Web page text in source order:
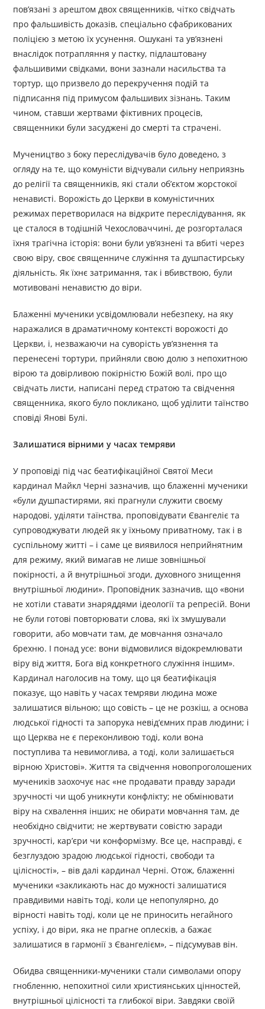
пов’язані з арештом двох священників, чітко свідчать
про фальшивість доказів, спеціально сфабрикованих
поліцією з метою їх усунення. Ошукані та ув’язнені
внаслідок потрапляння у пастку, підлаштовану
фальшивими свідками, вони зазнали насильства та
тортур, що призвело до перекручення подій та
підписання під примусом фальшивих зізнань. Таким
чином, ставши жертвами фіктивних процесів,
священники були засуджені до смерті та страчені.
Мучеництво з боку переслідувачів було доведено, з
огляду на те, що комуністи відчували сильну неприязнь
до релігії та священників, які стали об’єктом жорстокої
ненависті. Ворожість до Церкви в комуністичних
режимах перетворилася на відкрите переслідування, як
це сталося в тодішній Чехословаччині, де розгорталася
їхня трагічна історія: вони були ув’язнені та вбиті через
свою віру, своє священниче служіння та душпастирську
діяльність. Як їхнє затримання, так і вбивствою, були
мотивовані ненавистю до віри.
Блаженні мученики усвідомлювали небезпеку, на яку
наражалися в драматичному контексті ворожості до
Церкви, і, незважаючи на суворість ув’язнення та
перенесені тортури, прийняли свою долю з непохитною
вірою та довірливою покірністю Божій волі, про що
свідчать листи, написані перед стратою та свідчення
священника, якого було покликано, щоб уділити таїнство
сповіді Янові Булі.
Залишатися вірними у часах темряви
У проповіді під час беатифікаційної Святої Меси
кардинал Майкл Черні зазначив, що блаженні мученики
«були душпастирями, які прагнули служити своєму
народові, уділяти таїнства, проповідувати Євангеліє та
супроводжувати людей як у їхньому приватному, так і в
суспільному житті – і саме це виявилося неприйнятним
для режиму, який вимагав не лише зовнішньої
покірності, а й внутрішньої згоди, духовного знищення
внутрішньої людини». Проповідник зазначив, що «вони
не хотіли ставати знаряддями ідеології та репресій. Вони
не були готові повторювати слова, які їх змушували
говорити, або мовчати там, де мовчання означало
брехню. І понад усе: вони відмовилися відокремлювати
віру від життя, Бога від конкретного служіння іншим».
Кардинал наголосив на тому, що ця беатифікація
показує, що навіть у часах темряви людина може
залишатися вільною; що совість – це не розкіш, а основа
людської гідності та запорука невід’ємних прав людини; і
що Церква не є переконливою тоді, коли вона
поступлива та невимоглива, а тоді, коли залишається
вірною Христові». Життя та свідчення новопроголошених
мучеників заохочує нас «не продавати правду заради
зручності чи щоб уникнути конфлікту; не обмінювати
віру на схвалення інших; не обирати мовчання там, де
необхідно свідчити; не жертвувати совістю заради
зручності, кар’єри чи конформізму. Все це, насправді, є
безглуздою зрадою людської гідності, свободи та
цілісності», – вів далі кардинал Черні. Отож, блаженні
мученики «закликають нас до мужності залишатися
правдивими навіть тоді, коли це непопулярно, до
вірності навіть тоді, коли це не приносить негайного
успіху, і до віри, яка не прагне оплесків, а бажає
залишатися в гармонії з Євангелієм», – підсумував він.
Обидва священники-мученики стали символами опору
гнобленню, непохитної сили християнських цінностей,
внутрішньої цілісності та глибокої віри. Завдяки своїй